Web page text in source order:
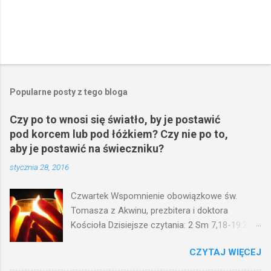
Popularne posty z tego bloga
Czy po to wnosi się światło, by je postawić
pod korcem lub pod łóżkiem? Czy nie po to,
aby je postawić na świeczniku?
stycznia 28, 2016
Czwartek Wspomnienie obowiązkowe św.
Tomasza z Akwinu, prezbitera i doktora
Kościoła Dzisiejsze czytania: 2 Sm 7,18-19.24-
(Mk 4,21-25) Jezus mówił ludowi: Czy po to
wnosi się światło, by je postawić pod korcem
CZYTAJ WIĘCEJ